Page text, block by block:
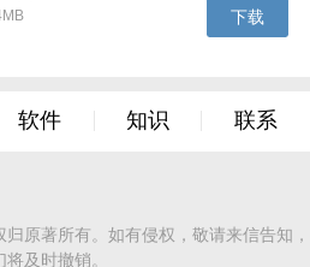
下载
软件 知识 联系
原著所有。如有侵权，敬请来信告知，
将及时撤销。